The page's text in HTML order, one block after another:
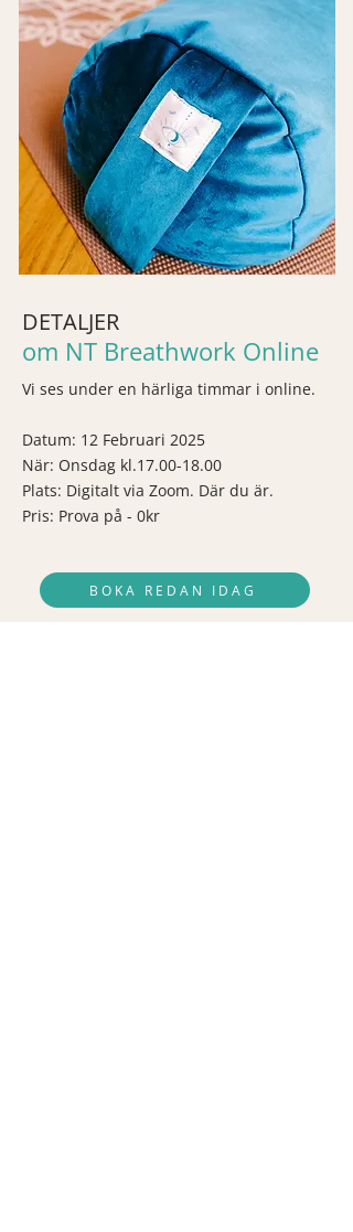
DETALJER
om NT Breathwork Online
Vi ses under en härliga timmar i online.
Datum: 12 Februari 2025
När: Onsdag kl.17.00-18.00
Plats: Digitalt via Zoom. Där du är.
Pris: Prova på - 0kr
BOKA REDAN IDAG